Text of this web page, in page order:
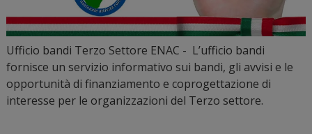
Ufficio bandi Terzo Settore ENAC - L’ufficio bandi
fornisce un servizio informativo sui bandi, gli avvisi e le
opportunità di finanziamento e coprogettazione di
interesse per le organizzazioni del Terzo settore.